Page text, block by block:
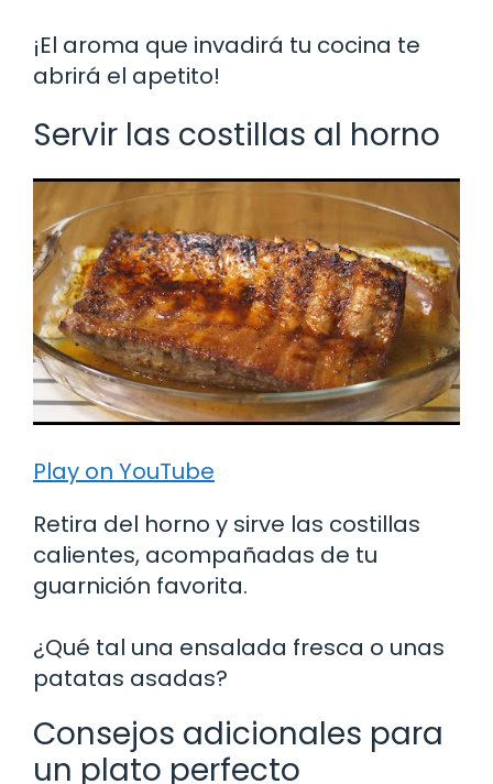
¡El aroma que invadirá tu cocina te
abrirá el apetito!
Servir las costillas al horno
Play on YouTube
Retira del horno y sirve las costillas
calientes, acompañadas de tu
guarnición favorita.
¿Qué tal una ensalada fresca o unas
patatas asadas?
Consejos adicionales para
un plato perfecto